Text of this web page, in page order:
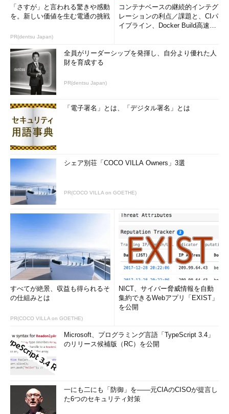
「さすが」と言われる驚きや感動
を。新しい価値を生む電通の挑戦
PR(dentsu Japan)
コンテナベースの継続的インテグ
レーションの利点／課題と、CIパ
イプライン、Docker Build高速化
全員がリーダーシップを発揮し、自分より優れた人
財を育成する
PR(dentsu Japan)
「電子署名」とは、「デジタル署名」とは
シェア別荘「COCO VILLA Owners」3選
PR(COCO VILLA on GOETHE)
すべてが絶景、収益も得られるそ
の仕組みとは
PR(COCO VILLA on GOETHE)
NICT、サイバー脅威情報を自動
集約できるWebアプリ「EXIST」
を公開
Microsoft、プログラミング言語「TypeScript 3.4」
のリリース候補版（RC）を公開
一にも二にも「防御」を――元CIAのCISOが提言し
た6つのセキュリティ対策